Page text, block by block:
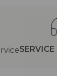
SERVICE